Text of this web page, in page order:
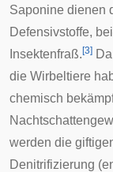
Saponine dienen
Defensivstoffe,
Insektenfraß. [3]
die Wirbeltiere
chemisch
werden die
Denitrifizierung